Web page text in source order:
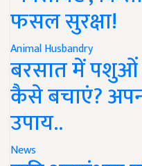
फसल सुरक्षा!
Animal Husbandry
बरसात में पशुओं
कैसे बचाएं?
उपाय..
News